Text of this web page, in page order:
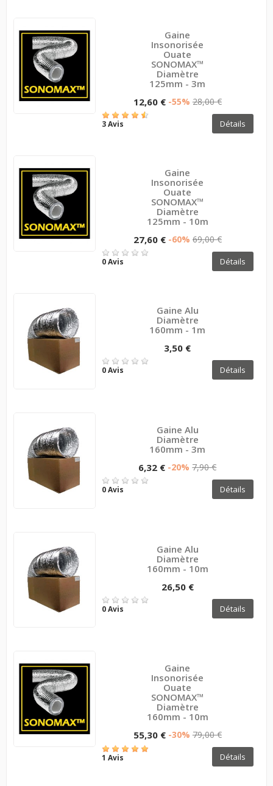
Gaine
Insonorisée
Ouate
SONOMAX™
Diamètre
125mm - 3m
12,60 € -55% 28,00 €
3 Avis Détails
Gaine
Insonorisée
Ouate
SONOMAX™
Diamètre
125mm - 10m
27,60 € -60% 69,00 €
0 Avis Détails
Gaine Alu
Diamètre
160mm - 1m
3,50 €
0 Avis Détails
Gaine Alu
Diamètre
160mm - 3m
6,32 € -20% 7,90 €
0 Avis Détails
Gaine Alu
Diamètre
160mm - 10m
26,50 €
0 Avis Détails
Gaine
Insonorisée
Ouate
SONOMAX™
Diamètre
160mm - 10m
55,30 € -30% 79,00 €
1 Avis Détails